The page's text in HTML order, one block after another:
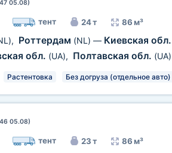
05.08)
тент 24 т 86 м³
, Роттердам (NL) — Киевская
обл. (UA), Полтавская обл. (UA)
Растентовка Без догруза (отдельное авто)
05.08)
тент 23 т 86 м³